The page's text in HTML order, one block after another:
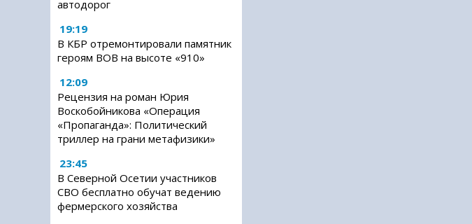
автодорог
19:19
В КБР отремонтировали памятник
героям ВОВ на высоте «910»
12:09
Рецензия на роман Юрия
Воскобойникова «Операция
«Пропаганда»: Политический
триллер на грани метафизики»
23:45
В Северной Осетии участников
СВО бесплатно обучат ведению
фермерского хозяйства